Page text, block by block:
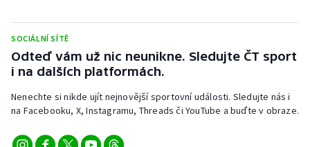
SOCIÁLNÍ SÍTĚ
Odteď vám už nic neunikne. Sledujte ČT sport
i na dalších platformách.
Nenechte si nikde ujít nejnovější sportovní události. Sledujte nás i
na Facebooku, X, Instagramu, Threads či YouTube a buďte v obraze.